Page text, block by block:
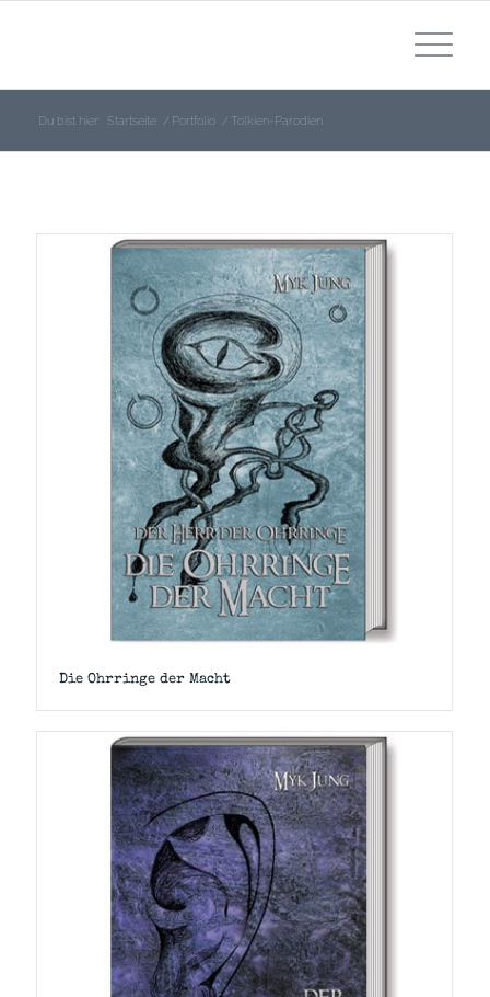
Du bist hier: Startseite / Portfolio / Tolkien-Parodien
Die Ohrringe der Macht